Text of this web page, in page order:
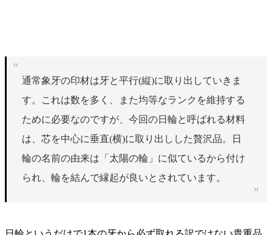
通常象牙の印材は牙と平行(縦)に取り出していきま
す。これは数を多く、また均等なランクを維持する
ために必要なのですが、今回の日輪と呼ばれる材料
は、芯を中心に垂直(横)に取り出しした贅沢品。日
輪の名前の由来は「太陽の輪」に似ているから付け
られ、輪を結んで縁起が良いとされています。